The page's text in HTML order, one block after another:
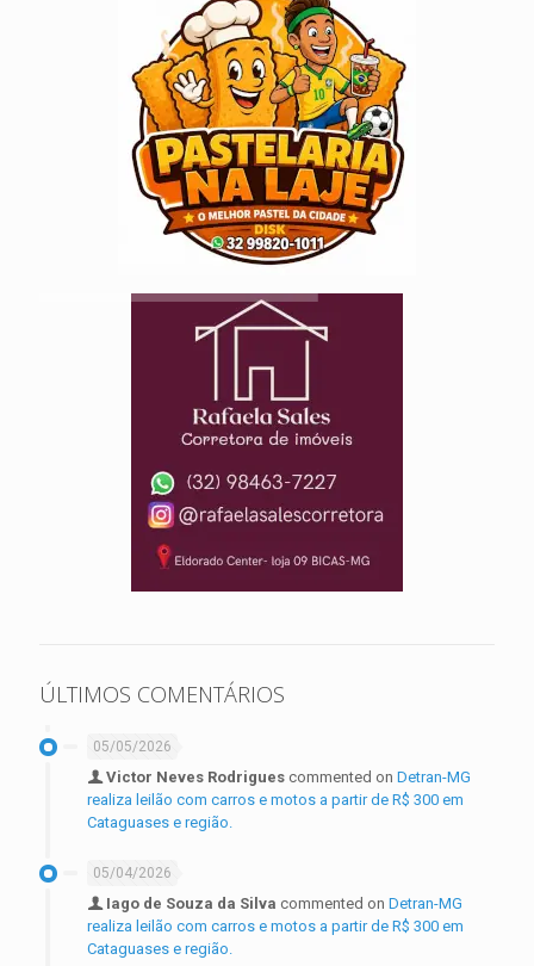
ÚLTIMOS COMENTÁRIOS
05/05/2026
Victor Neves Rodrigues commented on Detran-MG
realiza leilão com carros e motos a partir de R$ 300 em
Cataguases e região.
05/04/2026
Iago de Souza da Silva commented on Detran-MG
realiza leilão com carros e motos a partir de R$ 300 em
Cataguases e região.